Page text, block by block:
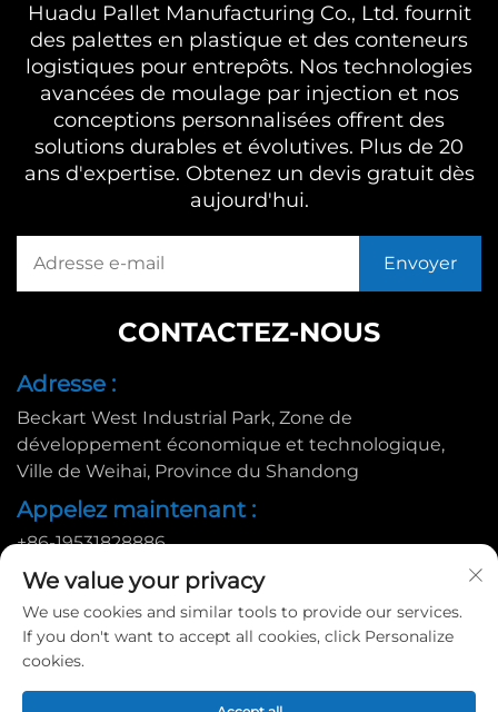
Huadu Pallet Manufacturing Co., Ltd. fournit
des palettes en plastique et des conteneurs
logistiques pour entrepôts. Nos technologies
avancées de moulage par injection et nos
conceptions personnalisées offrent des
solutions durables et évolutives. Plus de 20
ans d'expertise. Obtenez un devis gratuit dès
aujourd'hui.
CONTACTEZ-NOUS
Adresse :
Beckart West Industrial Park, Zone de
développement économique et technologique,
Ville de Weihai, Province du Shandong
Appelez maintenant :
+86-19531828886
E-mail :
[email protected]
Copyright © 2025 par Huadu Pallet Manufacturing Co., Ltd. |
We value your privacy
We use cookies and similar tools to provide our services.
If you don't want to accept all cookies, click Personalize
cookies.